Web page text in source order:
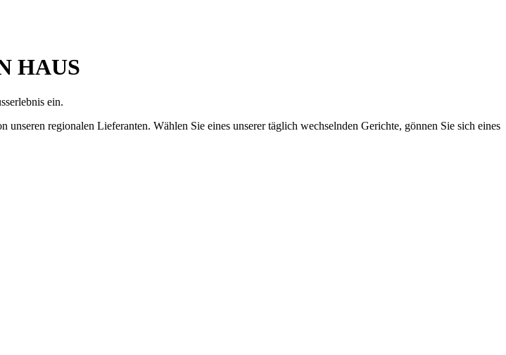
HAUS
ein.
regionalen Lieferanten. Wählen Sie eines unserer täglich wechselnden Gerichte, gönnen Sie sich eines